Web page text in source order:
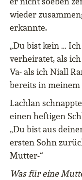
wieder
erkannte.
„Du bist kein …
verheiratet, als
Va- als ich Niall
bereits in meinem
Lachlan
einen heftigen
„Du bist aus
ersten Sohn
Mutter-“
Was für eine